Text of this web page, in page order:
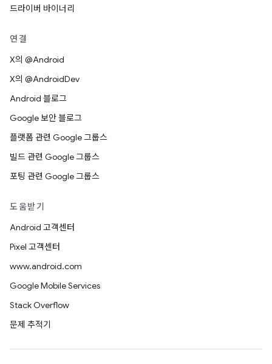
드라이버 바이너리
연결
X의 @Android
X의 @AndroidDev
Android 블로그
Google 보안 블로그
플랫폼 관련 Google 그룹스
빌드 관련 Google 그룹스
포팅 관련 Google 그룹스
도움받기
Android 고객센터
Pixel 고객센터
www.android.com
Google Mobile Services
Stack Overflow
문제 추적기